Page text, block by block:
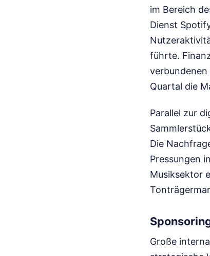
im Bereich
Dienst
führte.
verbundenen
Quartal die
Parallel zur
Die
Pressungen
Musiksektor
Große